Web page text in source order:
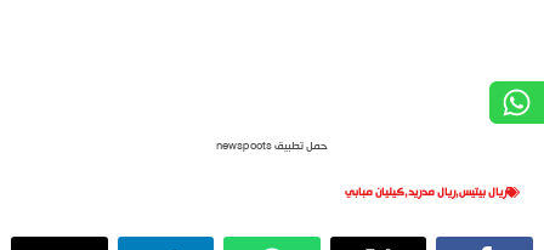
حمل تطبيق newspoots
ريال بيتيس,ريال مدريد,كيليان مبابي